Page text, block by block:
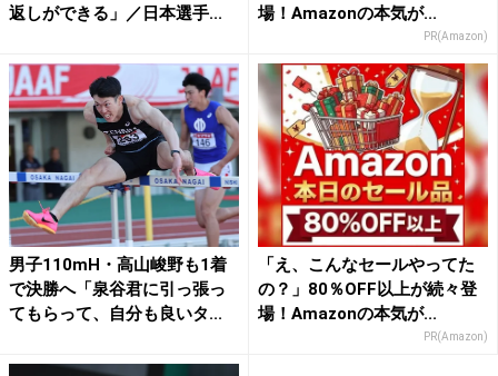
返しができる」／日本選手... 場！Amazonの本気が...
PR(Amazon)
男子110mH・高山峻野も1着
で決勝へ「泉谷君に引っ張っ
てもらって、自分も良いタ...
「え、こんなセールやってた
の？」80％OFF以上が続々登
場！Amazonの本気が...
PR(Amazon)